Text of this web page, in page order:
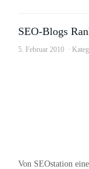
SEO-Blogs
5. Februar 2010
Von SEOstation